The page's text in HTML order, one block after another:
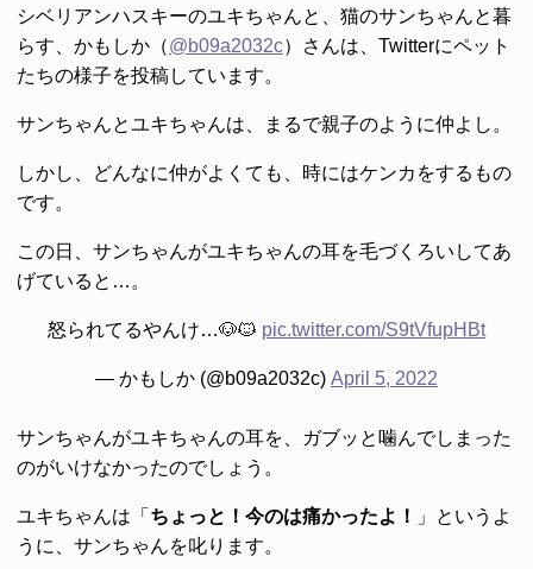
シベリアンハスキーのユキちゃんと、猫のサンちゃんと暮
らす、かもしか（@b09a2032c）さんは、Twitterにペット
たちの様子を投稿しています。
サンちゃんとユキちゃんは、まるで親子のように仲よし。
しかし、どんなに仲がよくても、時にはケンカをするもの
です。
この日、サンちゃんがユキちゃんの耳を毛づくろいしてあ
げていると…。
怒られてるやんけ…🐶🐱 pic.twitter.com/S9tVfupHBt
— かもしか (@b09a2032c) April 5, 2022
サンちゃんがユキちゃんの耳を、ガブッと噛んでしまった
のがいけなかったのでしょう。
ユキちゃんは「 ちょっと！今のは痛かったよ！
」というよ
うに、サンちゃんを叱ります。